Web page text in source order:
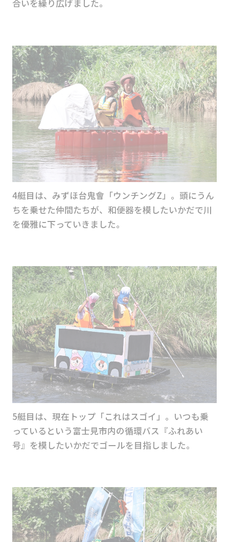
合いを繰り広げました。
4艇目は、みずほ台鬼會「ウンチングZ」。頭にうん
ちを乗せた仲間たちが、和便器を模したいかだで川
を優雅に下っていきました。
5艇目は、現在トップ「これはスゴイ」。いつも乗
っているという富士見市内の循環バス『ふれあい
号』を模したいかだでゴールを目指しました。